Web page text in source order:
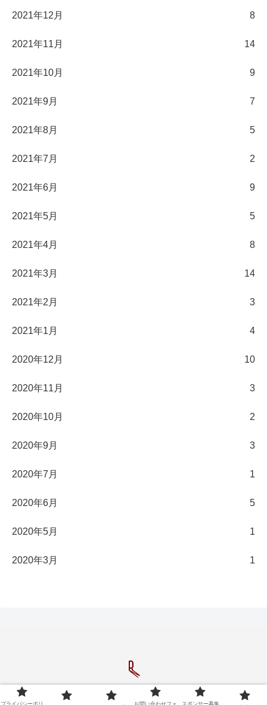
2021年12月 8
2021年11月 14
2021年10月 9
2021年9月 7
2021年8月 5
2021年7月 2
2021年6月 9
2021年5月 5
2021年4月 8
2021年3月 14
2021年2月 3
2021年1月 4
2020年12月 10
2020年11月 3
2020年10月 2
2020年9月 3
2020年7月 1
2020年6月 5
2020年5月 1
2020年3月 1
Copyright © 2020-2026 長濱陸のブログ All Rights Reserved.
プライバシーポリ お問い合わせフォ スポンサー募集